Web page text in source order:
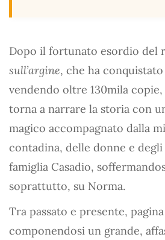
Dopo il fortunato esordio del
sull’argine, che ha
vendendo oltre 130mila copie,
torna a narrare la storia con
magico accompagnato dalla
contadina, delle donne e
famiglia Casadio,
soprattutto, su Norma.
Tra passato e presente,
componendosi un grande,